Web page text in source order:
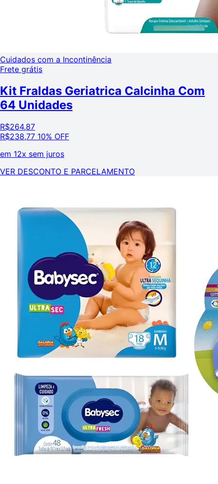
Cuidados com a Incontinência
Frete grátis
Kit Fraldas Geriatrica Calcinha Com
64 Unidades
R$264,87
R$238,77 10% OFF
em 12x sem juros
VER DESCONTO E PARCELAMENTO